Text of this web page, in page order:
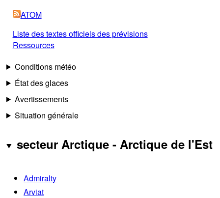
ATOM
Liste des textes officiels des prévisions
Ressources
Conditions météo
État des glaces
Avertissements
Situation générale
secteur Arctique - Arctique de l'Est
Admiralty
Arviat